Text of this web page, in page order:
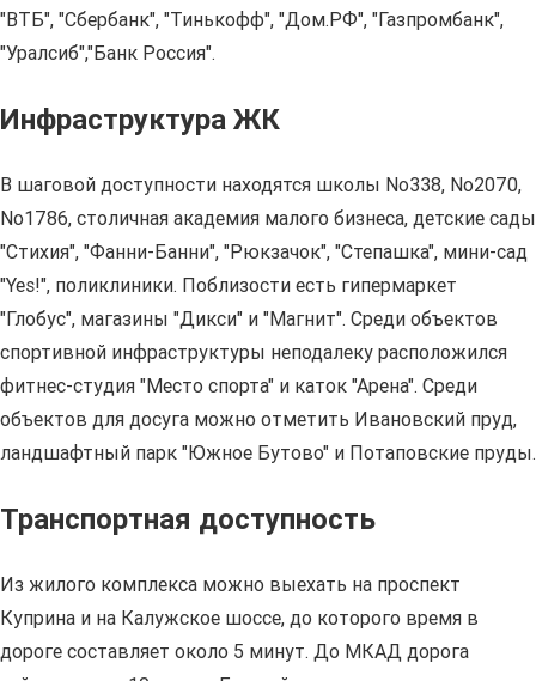
"ВТБ", "Сбербанк", "Тинькофф", "Дом.РФ", "Газпромбанк",
"Уралсиб","Банк Россия".
Инфраструктура ЖК
В шаговой доступности находятся школы No338, No2070,
No1786, столичная академия малого бизнеса, детские сады
"Стихия", "Фанни-Банни", "Рюкзачок", "Степашка", мини-сад
"Yes!", поликлиники. Поблизости есть гипермаркет
"Глобус", магазины "Дикси" и "Магнит". Среди объектов
спортивной инфраструктуры неподалеку расположился
фитнес-студия "Место спорта" и каток "Арена". Среди
объектов для досуга можно отметить Ивановский пруд,
ландшафтный парк "Южное Бутово" и Потаповские пруды.
Транспортная доступность
Из жилого комплекса можно выехать на проспект
Куприна и на Калужское шоссе, до которого время в
дороге составляет около 5 минут. До МКАД дорога